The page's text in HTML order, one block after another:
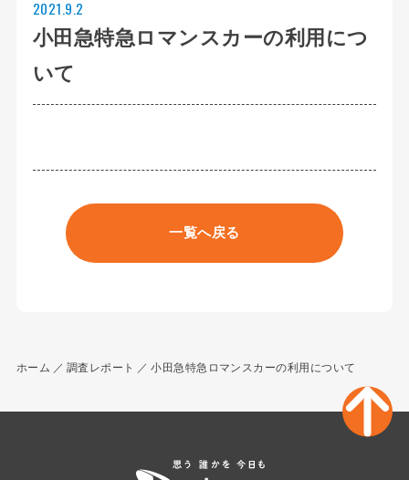
小田急特急ロマンスカーの利用につ
いて
2021.9.2
一覧へ戻る
ホーム 調査レポート 小田急特急ロマンスカーの利用について